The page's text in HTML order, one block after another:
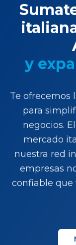
y
Te ofrecemos
para
negocios.
mercado
nuestra red
empresas
confiable que